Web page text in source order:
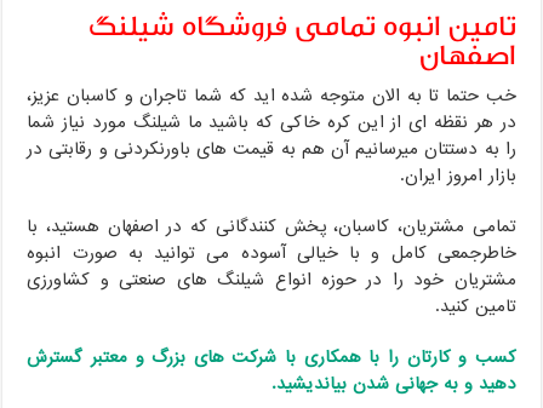
تامین انبوه تمامی فروشگاه شیلنگ
اصفهان
خب حتما تا به الان متوجه شده اید که شما تاجران و کاسبان عزیز،
در هر نقظه ای از این کره خاکی که باشید ما شیلنگ مورد نیاز شما
را به دستتان میرسانیم آن هم به قیمت های باورنکردنی و رقابتی در
بازار امروز ایران.
تمامی مشتریان، کاسبان، پخش کنندگانی که در اصفهان هستید، با
خاطرجمعی کامل و با خیالی آسوده می توانید به صورت انبوه
مشتریان خود را در حوزه انواع شیلنگ های صنعتی و کشاورزی
تامین کنید.
کسب و کارتان را با همکاری با شرکت های بزرگ و معتبر گسترش
دهید و به جهانی شدن بیاندیشید.